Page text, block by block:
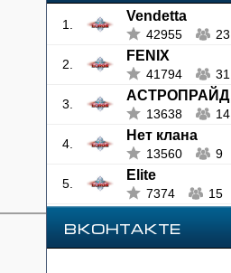
1.
Vendetta
42955 23
2.
FENIX
41794 31
3.
АСТРОПРАЙД
13638 14
4.
Нет клана
13560 9
5.
Elite
7374 15
ВКОНТАКТЕ